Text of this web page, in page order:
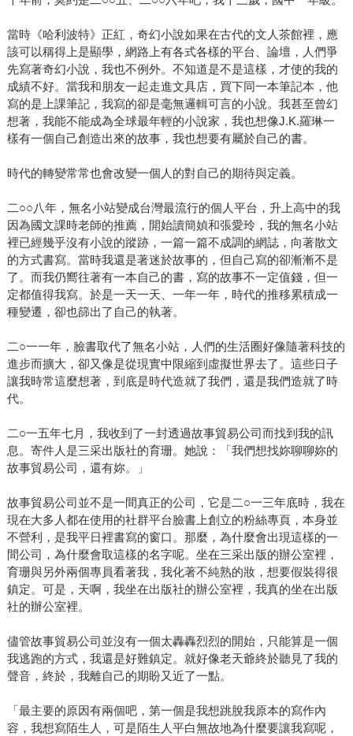
當時《哈利波特》正紅，奇幻小說如果在古代的文人茶館裡，應
該可以稱得上是顯學，網路上有各式各樣的平台、論壇，人們爭
先寫著奇幻小說，我也不例外。不知道是不是這樣，才使的我的
成績不好。當我和朋友一起走進文具店，買下同一本筆記本，他
寫的是上課筆記，我寫的卻是毫無邏輯可言的小說。我甚至曾幻
想著，我能不能成為全球最年輕的小說家，我也想像J.K.羅琳一
樣有一個自己創造出來的故事，我也想要有屬於自己的書。
時代的轉變常常也會改變一個人的對自己的期待與定義。
二○○八年，無名小站變成台灣最流行的個人平台，升上高中的我
因為國文課時老師的推薦，開始讀簡媜和張愛玲，我的無名小站
裡已經幾乎沒有小說的蹤跡，一篇一篇不成調的網誌，向著散文
的方式書寫。當時我還是著迷於故事的，但自己寫的卻漸漸不是
了。而我仍嚮往著有一本自己的書，寫的故事不一定值錢，但一
定都值得我寫。於是一天一天、一年一年，時代的推移累積成一
種變遷，卻也篩出了自己的執著。
二○一一年，臉書取代了無名小站，人們的生活圈好像隨著科技的
進步而擴大，卻又像是從現實中限縮到虛擬世界去了。這些日子
讓我時常這麼想著，到底是時代造就了我們，還是我們造就了時
代。
二○一五年七月，我收到了一封透過故事貿易公司而找到我的訊
息。寄件人是三采出版社的育珊。她說：「我們想找妳聊聊妳的
故事貿易公司，還有妳。」
故事貿易公司並不是一間真正的公司，它是二○一三年底時，我在
現在大多人都在使用的社群平台臉書上創立的粉絲專頁，本身並
不營利，是我平日裡書寫的窗口。那麼，為什麼會出現這樣的一
間公司，為什麼會取這樣的名字呢。坐在三采出版的辦公室裡，
育珊與另外兩個專員看著我，我化著不純熟的妝，想要假裝得很
鎮定。可是，天啊，我坐在出版社的辦公室裡，我真的坐在出版
社的辦公室裡。
儘管故事貿易公司並沒有一個太轟轟烈烈的開始，只能算是一個
我逃跑的方式，我還是好難鎮定。就好像老天爺終於聽見了我的
聲音，終於，我離自己的期盼又近了一點。
「最主要的原因有兩個吧，第一個是我想跳脫我原本的寫作內
容，我想寫陌生人，可是陌生人平白無故地為什麼要讓我寫呢，